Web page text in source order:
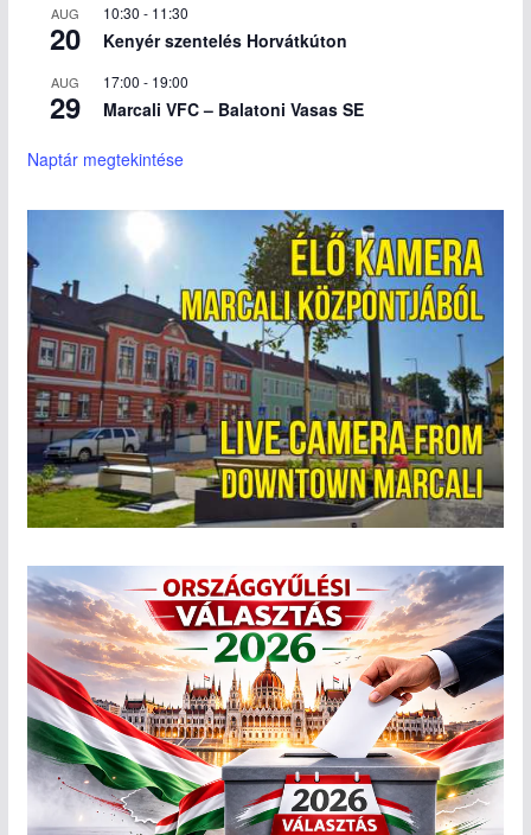
AUG
20
10:30 - 11:30
Kenyér szentelés Horvátkúton
AUG
29
17:00 - 19:00
Marcali VFC – Balatoni Vasas SE
Naptár megtekintése